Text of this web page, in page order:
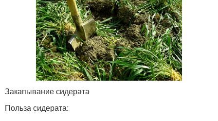
Закапывание сидерата
Польза сидерата: